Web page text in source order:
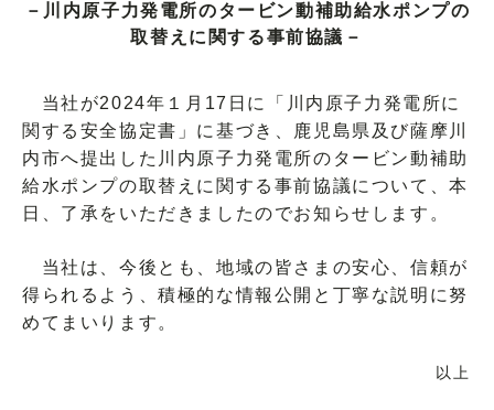
－川内原子力発電所のタービン動補助給水ポンプの
取替えに関する事前協議－
当社が2024年１月17日に「川内原子力発電所に
関する安全協定書」に基づき、鹿児島県及び薩摩川
内市へ提出した川内原子力発電所のタービン動補助
給水ポンプの取替えに関する事前協議について、本
日、了承をいただきましたのでお知らせします。
当社は、今後とも、地域の皆さまの安心、信頼が
得られるよう、積極的な情報公開と丁寧な説明に努
めてまいります。
以上